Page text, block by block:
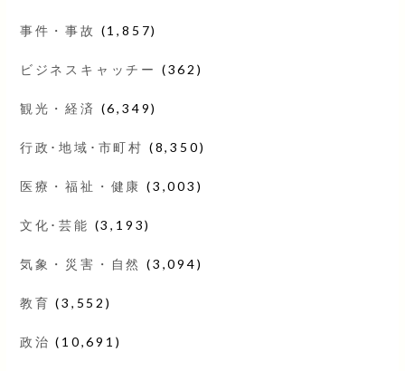
事件・事故 (1,857)
ビジネスキャッチー (362)
観光・経済 (6,349)
行政･地域･市町村 (8,350)
医療・福祉・健康 (3,003)
文化･芸能 (3,193)
気象・災害・自然 (3,094)
教育 (3,552)
政治 (10,691)